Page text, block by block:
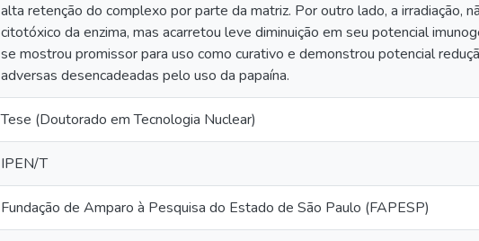
alta retenção do complexo por parte da matriz. Por outro lado, a irradiação,
citotóxico da enzima, mas acarretou leve diminuição em seu potencial
se mostrou promissor para uso como curativo e demonstrou potencial
adversas desencadeadas pelo uso da papaína.
Tese (Doutorado em Tecnologia Nuclear)
IPEN/T
Fundação de Amparo à Pesquisa do Estado de São Paulo (FAPESP)